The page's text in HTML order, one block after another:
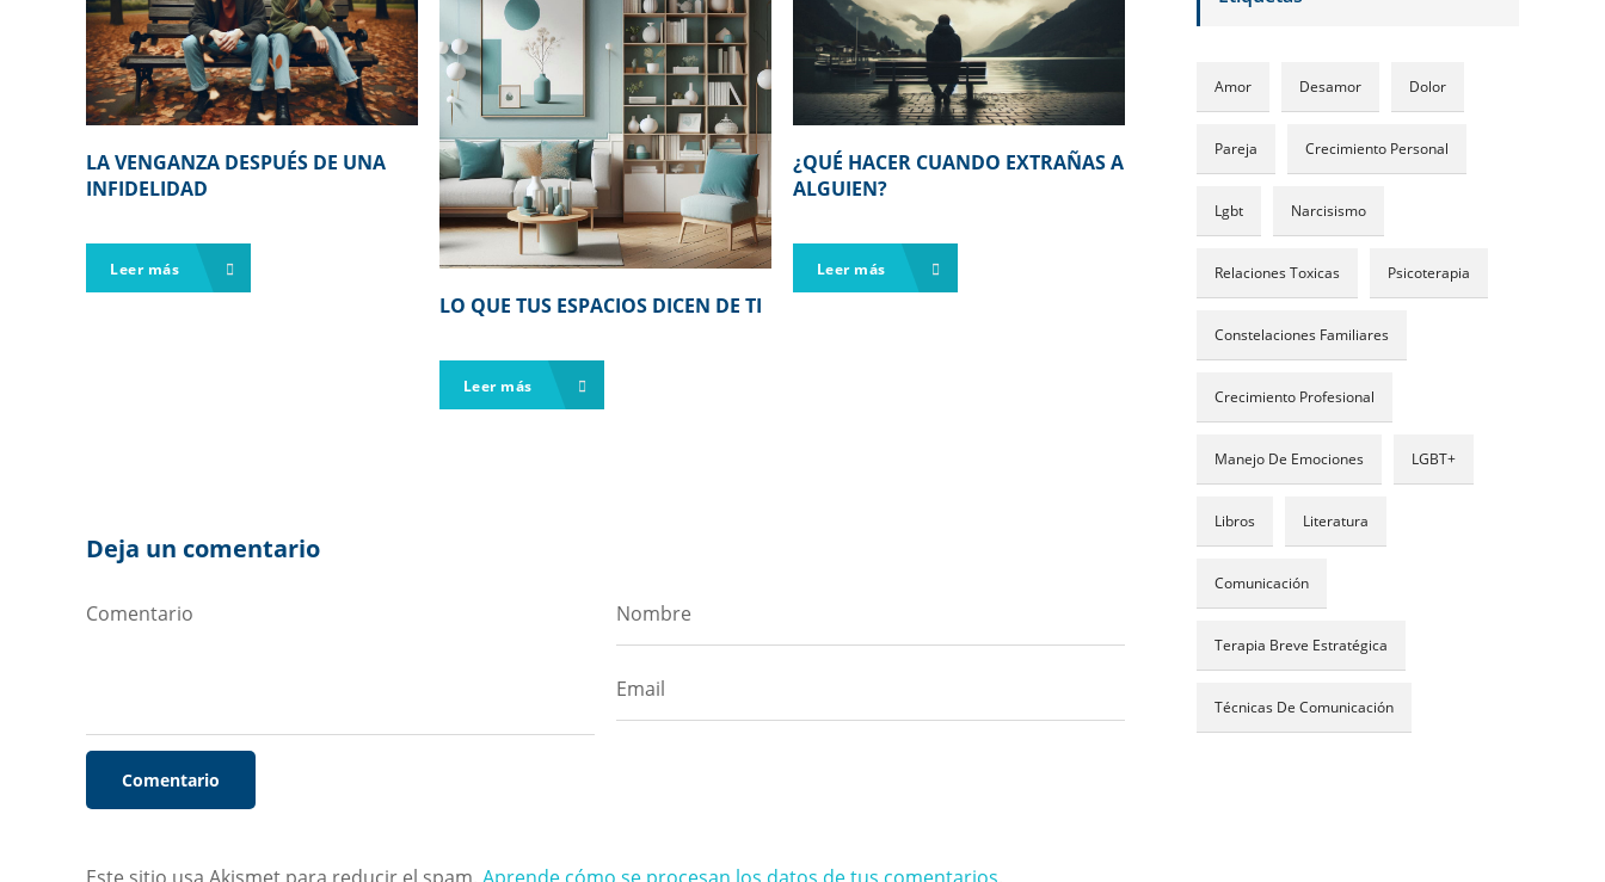
LA VENGANZA DESPUÉS DE UNA
INFIDELIDAD
Leer más
LO QUE TUS ESPACIOS DICEN DE TI
Leer más
¿QUÉ HACER CUANDO EXTRAÑAS A
ALGUIEN?
Leer más
Deja un comentario
Amor Desamor Dolor
Pareja Crecimiento Personal
Lgbt Narcisismo
Relaciones Toxicas Psicoterapia
Constelaciones Familiares
Crecimiento Profesional
Manejo De Emociones LGBT+
Libros Literatura
Comunicación
Terapia Breve Estratégica
Técnicas De Comunicación